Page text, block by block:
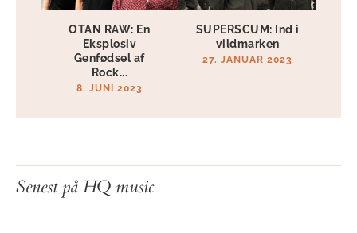
OTAN RAW: En
Eksplosiv
Genfødsel af
Rock...
8. JUNI 2023
SUPERSCUM: Ind i
vildmarken
27. JANUAR 2023
Senest på HQ music